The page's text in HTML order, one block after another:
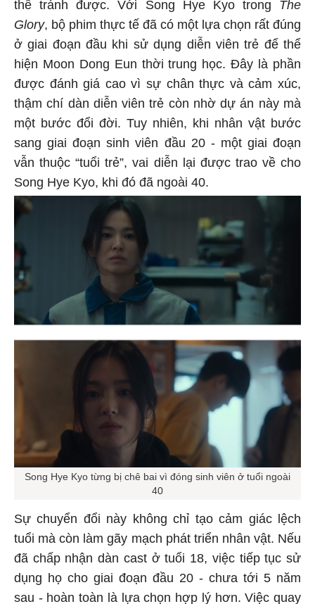
thể tránh được. Với Song Hye Kyo trong The
Glory, bộ phim thực tế đã có một lựa chọn rất đúng
ở giai đoạn đầu khi sử dụng diễn viên trẻ để thể
hiện Moon Dong Eun thời trung học. Đây là phần
được đánh giá cao vì sự chân thực và cảm xúc,
thậm chí dàn diễn viên trẻ còn nhờ dự án này mà
một bước đổi đời. Tuy nhiên, khi nhân vật bước
sang giai đoạn sinh viên đầu 20 - một giai đoạn
vẫn thuộc “tuổi trẻ”, vai diễn lại được trao về cho
Song Hye Kyo, khi đó đã ngoài 40.
Song Hye Kyo từng bị chê bai vì đóng sinh viên ở tuổi ngoài
40
Sự chuyển đổi này không chỉ tạo cảm giác lệch
tuổi mà còn làm gãy mạch phát triển nhân vật. Nếu
đã chấp nhận dàn cast ở tuổi 18, việc tiếp tục sử
dụng họ cho giai đoạn đầu 20 - chưa tới 5 năm
sau - hoàn toàn là lựa chọn hợp lý hơn. Việc quay